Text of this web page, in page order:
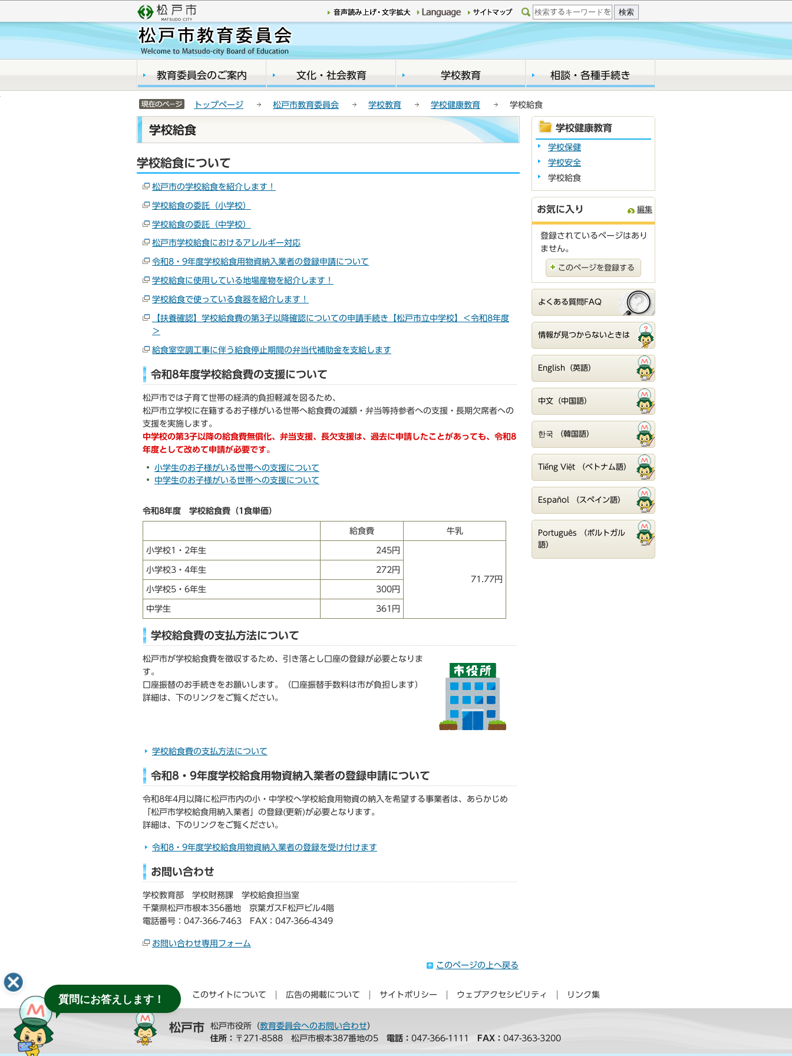
ジ
頭
ニ
こ
このページの本文へ移動
教育委員会のご案内 文化・社会教育 学校教育 相談・各種手続き
サイトメニューここまで
トップページ 松戸市教育委員会 学校教育 学校健康教育 学校給食
本
こ
か
ら
学校給食
学校給食について
松戸市の学校給食を紹介します！
学校給食の委託（小学校）
学校給食の委託（中学校）
松戸市学校給食におけるアレルギー対応
令和8・9年度学校給食用物資納入業者の登録申請について
学校給食に使用している地場産物を紹介します！
学校給食で使っている食器を紹介します！
【扶養確認】学校給食費の第3子以降確認についての申請手続き【松戸市立中学校】＜令和8年度
＞
給食室空調工事に伴う給食停止期間の弁当代補助金を支給します
令和8年度学校給食費の支援について
松戸市では子育て世帯の経済的負担軽減を図るため、
松戸市立学校に在籍するお子様がいる世帯へ給食費の減額・弁当等持参者への支援・長期欠席者への
支援を実施します。
中学校の第3子以降の給食費無償化、弁当支援、長欠支援は、過去に申請したことがあっても、令和8
年度として改めて申請が必要です。
小学生のお子様がいる世帯への支援について
中学生のお子様がいる世帯への支援について
令和8年度 学校給食費（1食単価）
給食費 牛乳
小学校1・2年生 245円
71.77円
小学校3・4年生 272円
小学校5・6年生 300円
中学生 361円
学校給食費の支払方法について
松戸市が学校給食費を徴収するため、引き落とし口座の登録が必要となりま
す。
口座振替のお手続きをお願いします。（口座振替手数料は市が負担します）
詳細は、下のリンクをご覧ください。
学校給食費の支払方法について
令和8・9年度学校給食用物資納入業者の登録申請について
令和8年4月以降に松戸市内の小・中学校へ学校給食用物資の納入を希望する事業者は、あらかじめ
「松戸市学校給食用納入業者」の登録(更新)が必要となります。
詳細は、下のリンクをご覧ください。
令和8・9年度学校給食用物資納入業者の登録を受け付けます
お問い合わせ
学校教育部 学校財務課 学校給食担当室
千葉県松戸市根本356番地 京葉ガスF松戸ビル4階
電話番号：047-366-7463 FAX：047-366-4349
お問い合わせ専用フォーム
このページの上へ戻る
学校健康教育
学校保健
学校安全
学校給食
お気に入り 編集
登録されているページはあり
ません。
このページを登録する
よくある質問FAQ
情報が見つからないときは
English（英語）
中文（中国語）
한국 （韓国語）
Tiếng Việt （ベトナム語）
Español （スペイン語）
Português （ポルトガル
語）
このサイトについて 広告の掲載について サイトポリシー ウェブアクセシビリティ リンク集
松戸市 松戸市役所（教育委員会へのお問い合わせ）
住所： 〒271-8588 松戸市根本387番地の5 電話： 047-366-1111 FAX： 047-363-3200
質問にお答えします！